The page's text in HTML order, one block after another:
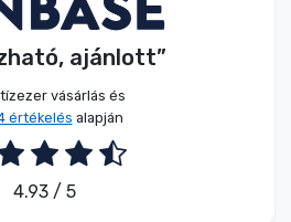
ajánlott”
vásárlás és
értékelés alapján
4.93 / 5